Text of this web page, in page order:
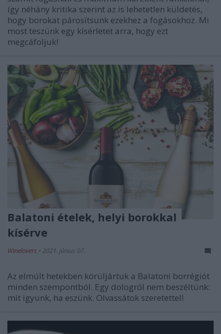
így néhány kritika szerint az is lehetetlen küldetés,
hogy borokat párosítsunk ezekhez a fogásokhoz. Mi
most teszünk egy kísérletet arra, hogy ezt
megcáfoljuk!
Balatoni ételek, helyi borokkal
kísérve
Winelovers • 2021. június 07.
Az elmúlt hetekben körüljártuk a Balatoni borrégiót
minden szempontból. Egy dologról nem beszéltünk:
mit igyunk, ha eszünk. Olvassátok szeretettel!